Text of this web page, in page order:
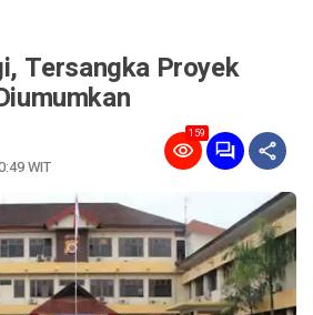
Tersangka Proyek
WIT
159